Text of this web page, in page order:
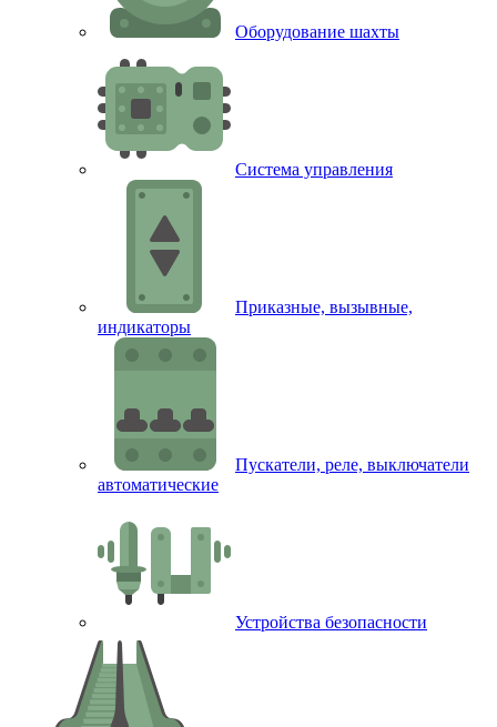
Оборудование шахты
Система управления
Приказные, вызывные,
индикаторы
Пускатели, реле, выключатели
автоматические
Устройства безопасности